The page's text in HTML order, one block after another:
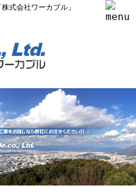
式会社ワーカブル」